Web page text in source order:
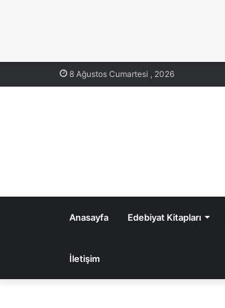
8 Ağustos Cumartesi , 2026
Anasayfa Edebiyat Kitapları
İletişim